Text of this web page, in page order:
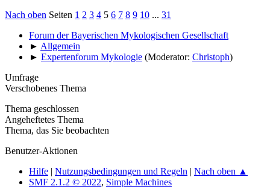
Nach oben Seiten 1 2 3 4 5 6 7 8 9 10 ... 31
Forum der Bayerischen Mykologischen Gesellschaft
► Allgemein
► Expertenforum Mykologie (Moderator: Christoph)
Umfrage
Verschobenes Thema
Thema geschlossen
Angeheftetes Thema
Thema, das Sie beobachten
Benutzer-Aktionen
Hilfe | Nutzungsbedingungen und Regeln | Nach oben ▲
SMF 2.1.2 © 2022, Simple Machines